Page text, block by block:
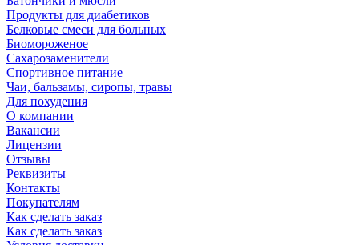
Продукты для диабетиков
Белковые смеси для больных
Биомороженое
Сахарозаменители
Спортивное питание
Чаи, бальзамы, сиропы, травы
Для похудения
О компании
Вакансии
Лицензии
Отзывы
Реквизиты
Контакты
Покупателям
Как сделать заказ
Как сделать заказ